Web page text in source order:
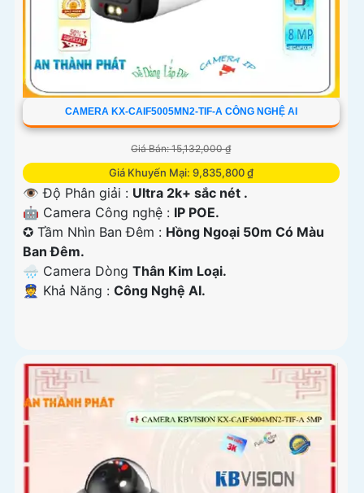
CAMERA KX-CAIF5005MN2-TIF-A CÔNG NGHỆ AI
Giá Bán: 15,132,000 ₫
Giá Khuyến Mại: 9,835,800 ₫
👁 Độ Phân giải : Ultra 2k+ sắc nét .
🤖️ Camera Công nghệ : IP POE.
✪ Tầm Nhìn Ban Đêm : Hồng Ngoại 50m Có Màu
Ban Đêm.
🌧️ Camera Dòng Thân Kim Loại.
️👮 Khả Năng : Công Nghệ AI.